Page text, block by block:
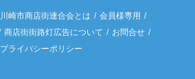
川崎市商店街連合会とは
会員様専用
商店街街路灯広告について
お問合せ
プライバシーポリシー